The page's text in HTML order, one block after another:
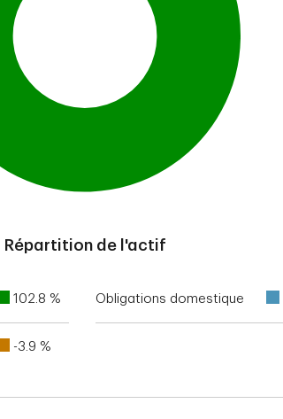
Répartition de l'actif
102.8 % Obligations domestique
-3.9 %